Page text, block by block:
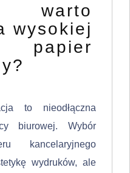
warto
wysokiej
to nieodłączna
biurowej. Wybór
kancelaryjnego
wydruków, ale